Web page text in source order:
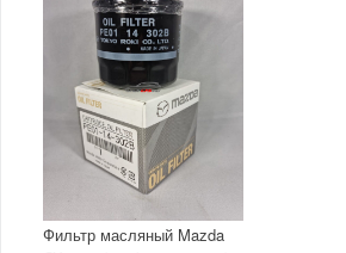
Фильтр масляный Mazda